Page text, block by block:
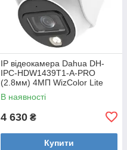
IP відеокамера Dahua DH-
IPC-HDW1439T1-A-PRO
(2.8мм) 4МП WizColor Lite
В наявності
4 630 ₴
Купити